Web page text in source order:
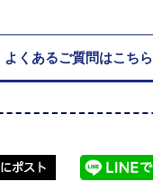
よくあるご質問はこちら